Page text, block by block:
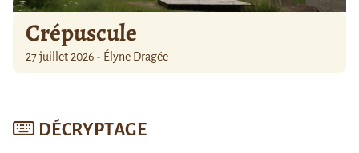
Crépuscule
27 juillet 2026 - Élyne Dragée
DÉCRYPTAGE